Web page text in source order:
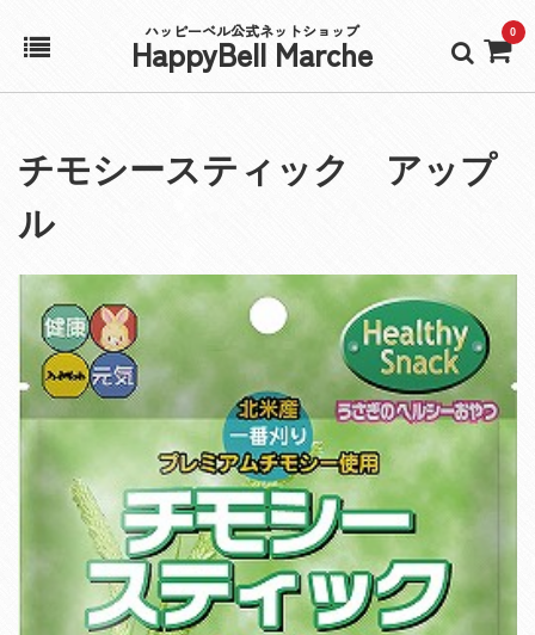
ハッピーベル公式ネットショップ
HappyBell Marche 0
アカウント
カート
チモシースティック アップ
ル